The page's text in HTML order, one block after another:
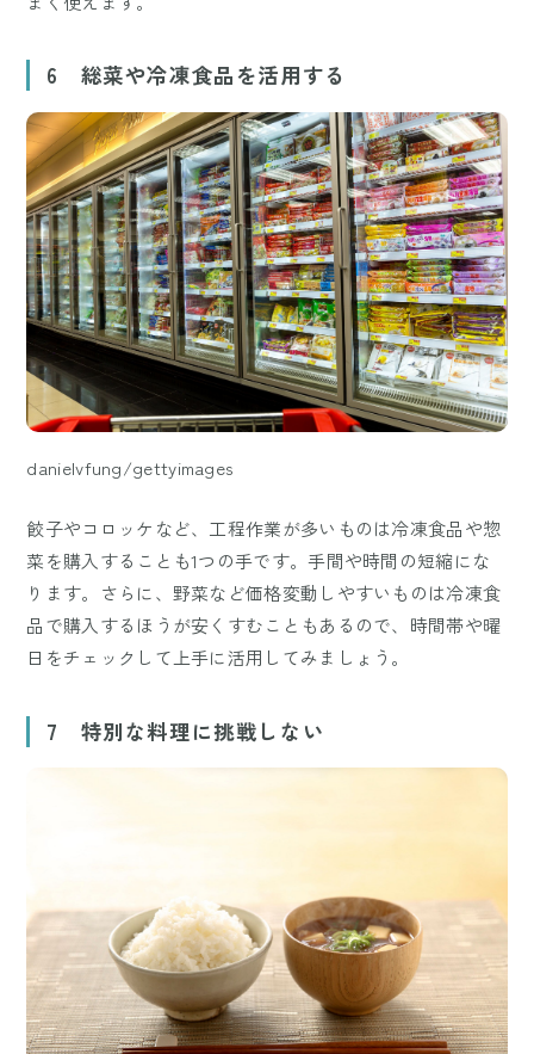
6 総菜や冷凍食品を活用する
danielvfung/gettyimages
餃子やコロッケなど、工程作業が多いものは冷凍食品や惣
菜を購入することも1つの手です。手間や時間の短縮にな
ります。さらに、野菜など価格変動しやすいものは冷凍食
品で購入するほうが安くすむこともあるので、時間帯や曜
日をチェックして上手に活用してみましょう。
7 特別な料理に挑戦しない